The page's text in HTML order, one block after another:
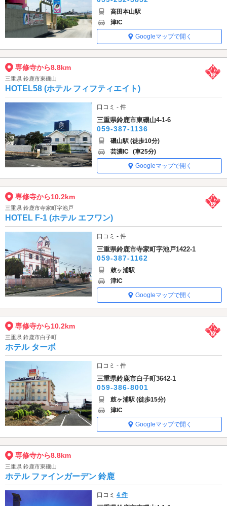
高田本山駅
津IC
Googleマップで開く
専修寺から8.8km
三重県 鈴鹿市東磯山
HOTEL58 (ホテル フィフティエイト)
口コミ - 件
三重県鈴鹿市東磯山4-1-6
059-387-1136
磯山駅 (徒歩10分)
芸濃IC (車25分)
Googleマップで開く
専修寺から10.2km
三重県 鈴鹿市寺家町字池戸
HOTEL F-1 (ホテル エフワン)
口コミ - 件
三重県鈴鹿市寺家町字池戸1422-1
059-387-1162
鼓ヶ浦駅
津IC
Googleマップで開く
専修寺から10.2km
三重県 鈴鹿市白子町
ホテル ターボ
口コミ - 件
三重県鈴鹿市白子町3642-1
059-386-8001
鼓ヶ浦駅 (徒歩15分)
津IC
Googleマップで開く
専修寺から8.8km
三重県 鈴鹿市東磯山
ホテル ファインガーデン 鈴鹿
口コミ4 件